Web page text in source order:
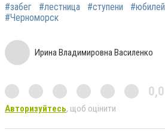
#забег #лестница #ступени #юбилей
#Черноморск
Ирина Владимировна Василенко
0,0
Авторизуйтесь, щоб оцінити